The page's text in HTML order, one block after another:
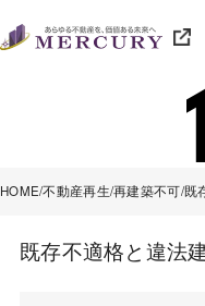
HOME 不動産再生 再建築不可 既
既存不適格と違法